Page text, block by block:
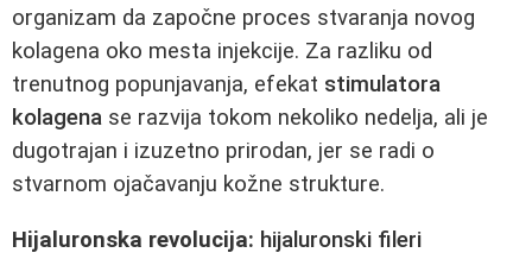
organizam da započne proces stvaranja novog
kolagena oko mesta injekcije. Za razliku od
trenutnog popunjavanja, efekat stimulatora
kolagena se razvija tokom nekoliko nedelja, ali je
dugotrajan i izuzetno prirodan, jer se radi o
stvarnom ojačavanju kožne strukture.
Hijaluronska revolucija: hijaluronski fileri